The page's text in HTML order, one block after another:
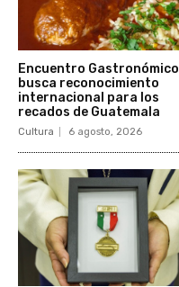
Encuentro Gastronómico
busca reconocimiento
internacional para los
recados de Guatemala
Cultura 6 agosto, 2026